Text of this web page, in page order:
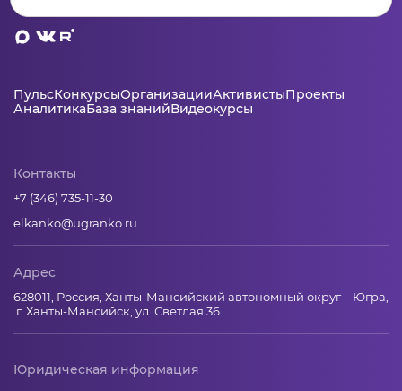
ПульсКонкурсыОрганизацииАктивистыПроекты
АналитикаБаза знанийВидеокурсы
Контакты
+7 (346) 735-11-30
elkanko@ugranko.ru
Адрес
628011, Россия, Ханты-Мансийский автономный округ – Югра,
г. Ханты-Мансийск, ул. Светлая 36
Юридическая информация